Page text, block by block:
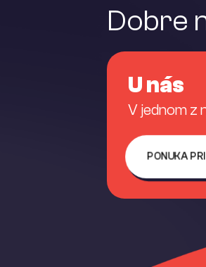
Dobre
U nás
V jednom z
PONUKA